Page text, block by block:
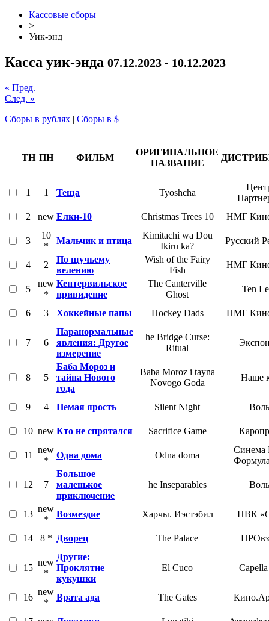
Кассовые сборы
>
Уик-энд
Касса уик-энда 07.12.2023 - 10.12.2023
« Пред.
След. »
Сборы в рублях | Сборы в $
ТН ПН ФИЛЬМ
ОРИГИНАЛЬНОЕ
НАЗВАНИЕ
1 1 Теща Tyoshcha
2
new Елки-10 Christmas Trees 10 НМГ
3
10
*
Мальчик и птица
Kimitachi wa Dou
Ikiru ka?
Русский
4 2
По щучьему
велению
Wish of the Fairy
Fish
НМГ
5
new
*
Кентервильское
привидение
The Canterville
Ghost
Ten
6 3 Хоккейные папы Hockey Dads НМГ
7 6
Паранормальные
явления: Другое
измерение
he Bridge Curse:
Ritual
8 5
Баба Мороз и
тайна Нового
года
Baba Moroz i tayna
Novogo Goda
Наше
9 4 Немая ярость Silent Night
10 new Кто не спрятался Sacrifice Game
11
new
*
Одна дома Odna doma
Синема
12 7
Большое
маленькое
приключение
he Inseparables
13
new
*
Возмездие Харчы. Иэстэбил НВК
14 8 * Дворец The Palace
15
new
*
Другие:
Проклятие
кукушки
El Cuco
16
new
*
Врата ада The Gates